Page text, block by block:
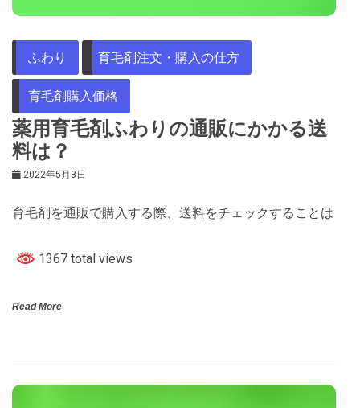
ふわり 育毛剤注文・購入の仕方
育毛剤購入価格
薬用育毛剤ふわりの通販にかかる送
料は？
2022年5月3日
育毛剤を通販で購入する際、送料をチェックすることは
1367 total views
Read More